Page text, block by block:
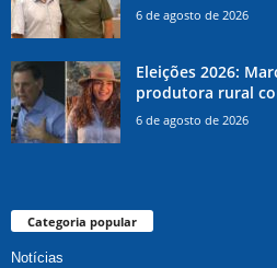
6 de agosto de 2026
Eleições 2026:
produtora rural
6 de agosto de 2026
Categoria popular
Notícias